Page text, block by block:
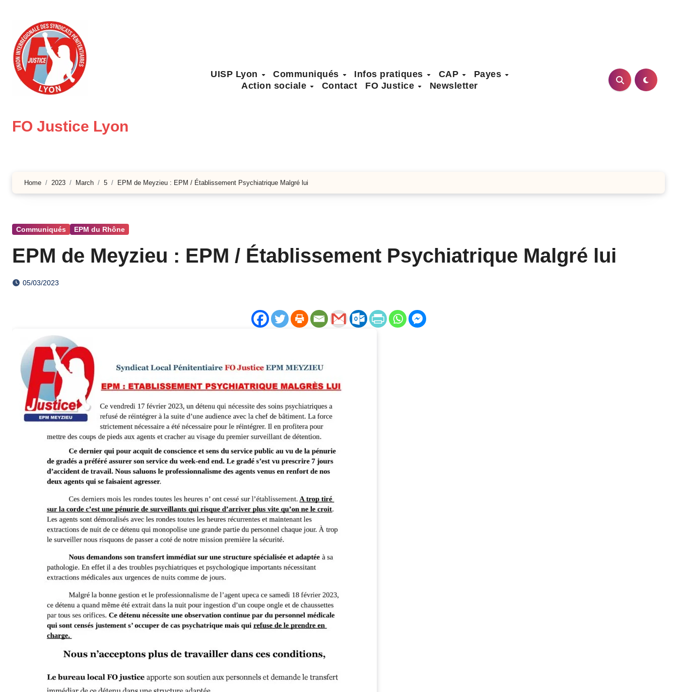
content
FO Justice Lyon
UISP Lyon Communiqués Infos pratiques CAP
Payes
Action sociale
Contact FO Justice Newsletter
Home 2023 March 5 EPM de Meyzieu : EPM / Établissement Psychiatrique Malgré lui
Communiqués EPM du Rhône
EPM de Meyzieu : EPM / Établissement Psychiatrique Malgré lui
05/03/2023